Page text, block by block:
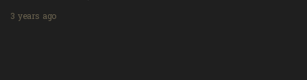
3 years ago